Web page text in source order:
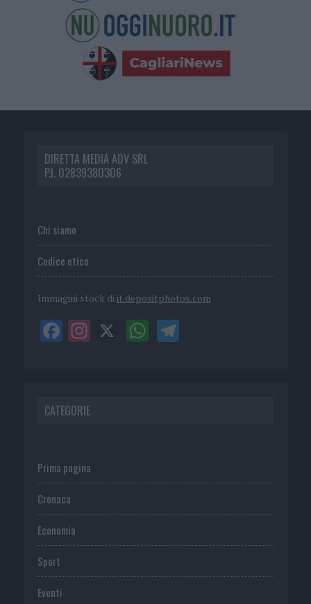
DIRETTA MEDIA ADV SRL
P.I. 02839380306
Chi siamo
Codice etico
Immagini stock di it.depositphotos.com
CATEGORIE
Prima pagina
Cronaca
Economia
Sport
Eventi